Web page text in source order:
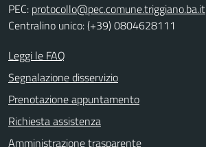
PEC: protocollo@pec.comune.triggiano.ba.it
Centralino unico: (+39) 0804628111
Leggi le FAQ
Segnalazione disservizio
Prenotazione appuntamento
Richiesta assistenza
Amministrazione trasparente